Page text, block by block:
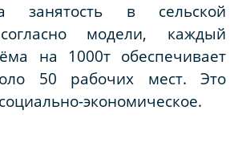
занятость в сельской
модели, каждый
на 1000т обеспечивает
50 рабочих мест. Это
экономическое.